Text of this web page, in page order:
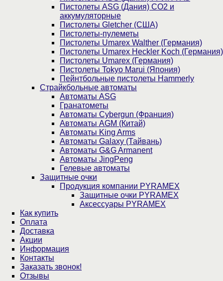
Пистолеты ASG (Дания) CO2 и
аккумуляторные
Пистолеты Gletcher (США)
Пистолеты-пулеметы
Пистолеты Umarex Walther (Германия)
Пистолеты Umarex Heckler Koch (Германия)
Пистолеты Umarex (Германия)
Пистолеты Tokyo Marui (Япония)
Пейнтбольные пистолеты Hammerly
Страйкбольные автоматы
Автоматы ASG
Гранатометы
Автоматы Cybergun (Франция)
Автоматы AGM (Китай)
Автоматы King Arms
Автоматы Galaxy (Тайвань)
Автоматы G&G Armanent
Автоматы JingPeng
Гелевые автоматы
Защитные очки
Продукция компании PYRAMEX
Защитные очки PYRAMEX
Аксессуары PYRAMEX
Как купить
Оплата
Доставка
Акции
Информация
Контакты
Заказать звонок!
Отзывы